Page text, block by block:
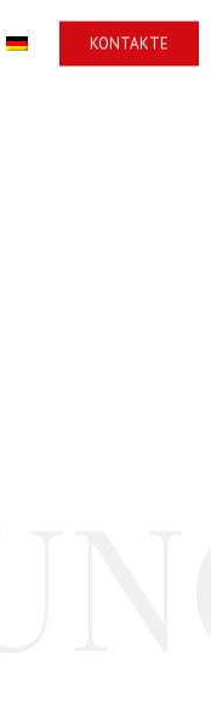
KONTAKTE